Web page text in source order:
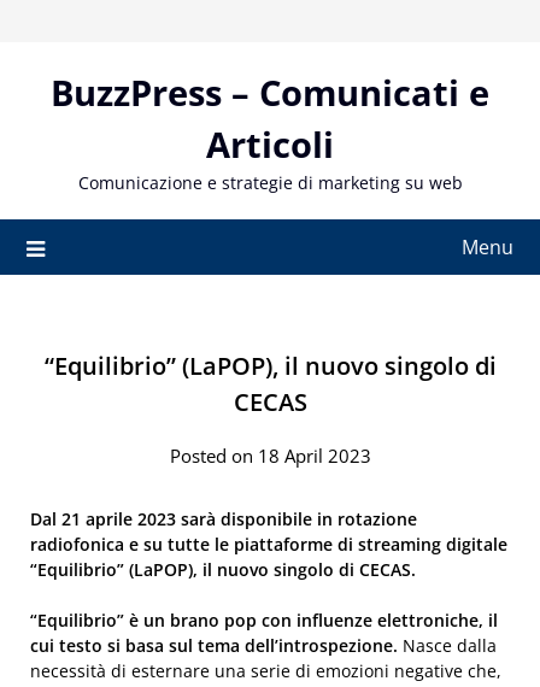
contentBuzzPress – Comunicati e
Articoli
Comunicazione e strategie di marketing su web
Menu
“Equilibrio” (LaPOP), il nuovo singolo di
CECAS
Posted on 18 April 2023
Dal 21 aprile 2023 sarà disponibile in rotazione
radiofonica e su tutte le piattaforme di streaming digitale
“Equilibrio” (LaPOP), il nuovo singolo di CECAS.
“Equilibrio” è un brano pop con influenze elettroniche, il
cui testo si basa sul tema dell’introspezione. Nasce dalla
necessità di esternare una serie di emozioni negative che,